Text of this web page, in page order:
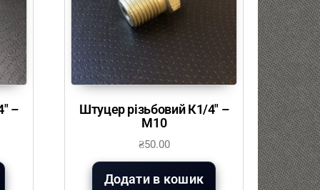
–
Штуцер різьбовий К1/4″ –
М10
₴50.00
Додати в кошик